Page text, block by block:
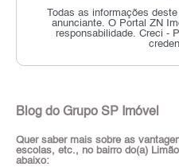
Todas as informações
anunciante. O Portal ZN
responsabilidade. Creci -
Blog do Grupo SP Imóvel
Quer saber mais sobre as
escolas, etc., no bairro do(a)
abaixo: